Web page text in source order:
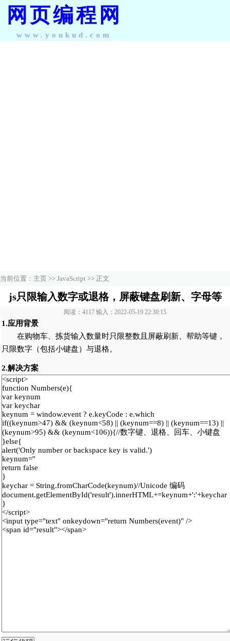
网页编程网
www.youkud.com
当前位置： 主页 >> JavaScript >> 正文
js只限输入数字或退格，屏蔽键盘刷新、字母等
阅读：4117 输入：2022-05-19 22:30:15
1.应用背景
在购物车、拣货输入数量时只限整数且屏蔽刷新、帮助等键，
只限数字（包括小键盘）与退格。
2.解决方案